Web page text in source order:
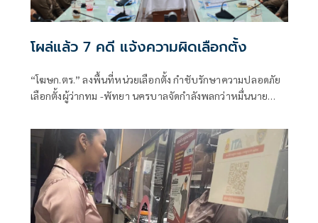
โผล่แล้ว 7 คดี แจ้งความผิดเลือกตั้ง
“โฆษก.ตร.” ลงพื้นที่หน่วยเลือกตั้ง กำชับรักษาความปลอดภัย
เลือกตั้งผู้ว่ากทม -พัทยา นครบาลจัดกำลังพลกว่าหมื่นนาย
7 คดี